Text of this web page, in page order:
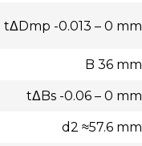
tΔDmp -0.013 – 0 mm
B 36 mm
tΔBs -0.06 – 0 mm
d2 ≈57.6 mm